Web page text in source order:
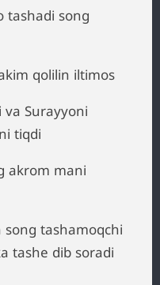
tashadi song
qolilin iltimos
Surayyoni
tiqdi
akrom mani
tashamoqchi
tashe dib soradi